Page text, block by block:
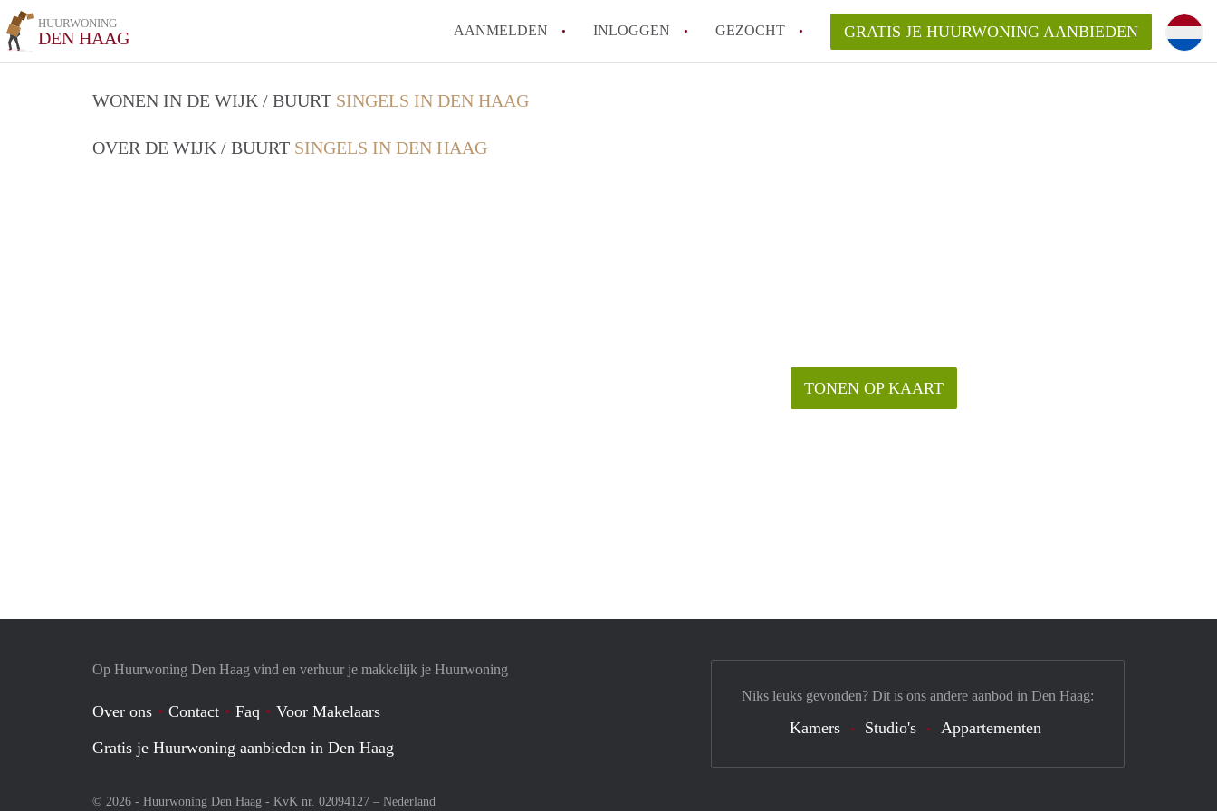
HUURWONING
DEN HAAG AANMELDEN INLOGGEN GEZOCHT GRATIS JE HUURWONING AANBIEDEN
WONEN IN DE WIJK / BUURT SINGELS IN DEN HAAG
OVER DE WIJK / BUURT SINGELS IN DEN HAAG
TONEN OP KAART
Op Huurwoning Den Haag vind en verhuur je makkelijk je Huurwoning
Over ons Contact Faq
Voor Makelaars
Gratis je Huurwoning aanbieden in Den Haag
© 2026 - Huurwoning Den Haag - KvK nr. 02094127 – Nederland
Niks leuks gevonden? Dit is ons andere aanbod in Den Haag:
Kamers Studio's Appartementen